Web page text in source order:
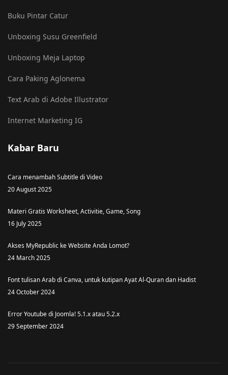
Buku Pintar Catur
Unboxing Susu Greenfield
Unboxing Meja Laptop
Cara Paking Aglonema
Text Arab di Adobe Illustrator
Internet Marketing IG
Kabar Baru
Cara menambah Subtitle di Video
20 August 2025
Materi Gratis Worksheet, Activitie, Game, Song
16 July 2025
Akses MyRepublic ke Website Anda Lomot?
24 March 2025
Font tulisan Arab di Canva, untuk kutipan Ayat Al-Quran dan Hadist
24 October 2024
Error Youtube di Joomla! 5.1.x atau 5.2.x
29 September 2024